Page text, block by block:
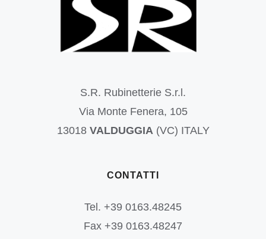
S.R. Rubinetterie S.r.l.
Via Monte Fenera, 105
13018 VALDUGGIA(VC) ITALY
CONTATTI
Tel. +39 0163.48245
Fax +39 0163.48247